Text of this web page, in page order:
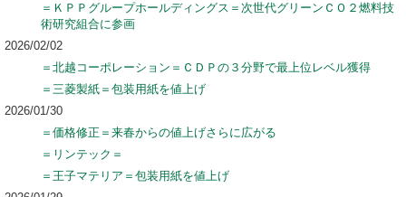
＝ＫＰＰグループホールディングス＝次世代グリーンＣＯ２燃料技
術研究組合に参画
2026/02/02
＝北越コーポレーション＝ＣＤＰの３分野で最上位レベル獲得
＝三菱製紙＝包装用紙を値上げ
2026/01/30
＝価格修正＝来春からの値上げさらに広がる
＝リンテック＝
＝王子マテリア＝包装用紙を値上げ